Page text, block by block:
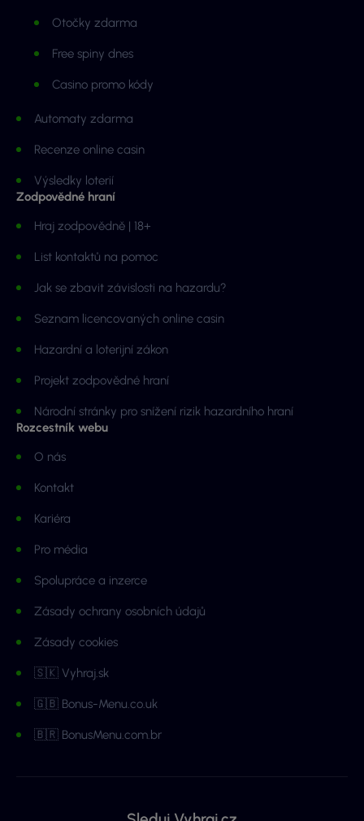
Otočky zdarma
Free spiny dnes
Casino promo kódy
Automaty zdarma
Recenze online casin
Výsledky loterií
Zodpovědné hraní
Hraj zodpovědně | 18+
List kontaktů na pomoc
Jak se zbavit závislosti na hazardu?
Seznam licencovaných online casin
Hazardní a loterijní zákon
Projekt zodpovědné hraní
Národní stránky pro snížení rizik hazardního hraní
Rozcestník webu
O nás
Kontakt
Kariéra
Pro média
Spolupráce a inzerce
Zásady ochrany osobních údajů
Zásady cookies
🇸🇰 Vyhraj.sk
🇬🇧 Bonus-Menu.co.uk
🇧🇷 BonusMenu.com.br